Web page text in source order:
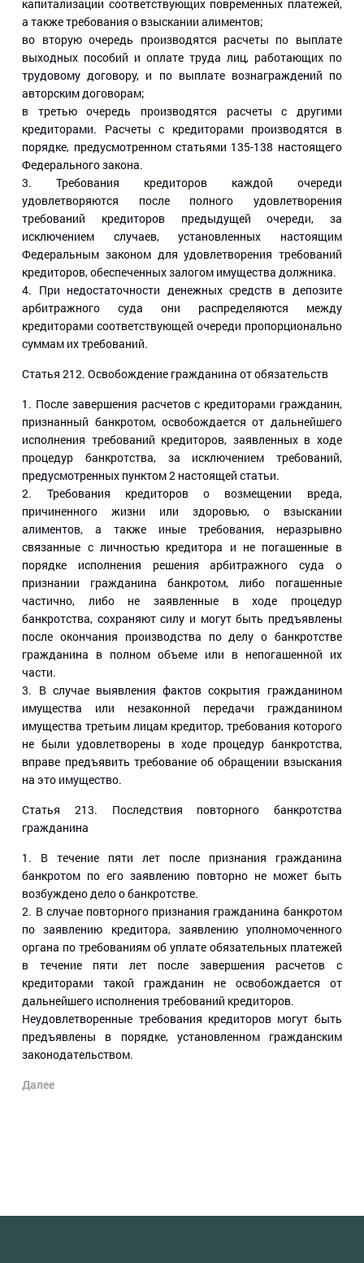
капитализации соответствующих повременных платежей,
а также требования о взыскании алиментов;
во вторую очередь производятся расчеты по выплате
выходных пособий и оплате труда лиц, работающих по
трудовому договору, и по выплате вознаграждений по
авторским договорам;
в третью очередь производятся расчеты с другими
кредиторами. Расчеты с кредиторами производятся в
порядке, предусмотренном статьями 135-138 настоящего
Федерального закона.
3. Требования кредиторов каждой очереди
удовлетворяются после полного удовлетворения
требований кредиторов предыдущей очереди, за
исключением случаев, установленных настоящим
Федеральным законом для удовлетворения требований
кредиторов, обеспеченных залогом имущества должника.
4. При недостаточности денежных средств в депозите
арбитражного суда они распределяются между
кредиторами соответствующей очереди пропорционально
суммам их требований.
Статья 212. Освобождение гражданина от обязательств
1. После завершения расчетов с кредиторами гражданин,
признанный банкротом, освобождается от дальнейшего
исполнения требований кредиторов, заявленных в ходе
процедур банкротства, за исключением требований,
предусмотренных пунктом 2 настоящей статьи.
2. Требования кредиторов о возмещении вреда,
причиненного жизни или здоровью, о взыскании
алиментов, а также иные требования, неразрывно
связанные с личностью кредитора и не погашенные в
порядке исполнения решения арбитражного суда о
признании гражданина банкротом, либо погашенные
частично, либо не заявленные в ходе процедур
банкротства, сохраняют силу и могут быть предъявлены
после окончания производства по делу о банкротстве
гражданина в полном объеме или в непогашенной их
части.
3. В случае выявления фактов сокрытия гражданином
имущества или незаконной передачи гражданином
имущества третьим лицам кредитор, требования которого
не были удовлетворены в ходе процедур банкротства,
вправе предъявить требование об обращении взыскания
на это имущество.
Статья 213. Последствия повторного банкротства
гражданина
1. В течение пяти лет после признания гражданина
банкротом по его заявлению повторно не может быть
возбуждено дело о банкротстве.
2. В случае повторного признания гражданина банкротом
по заявлению кредитора, заявлению уполномоченного
органа по требованиям об уплате обязательных платежей
в течение пяти лет после завершения расчетов с
кредиторами такой гражданин не освобождается от
дальнейшего исполнения требований кредиторов.
Неудовлетворенные требования кредиторов могут быть
предъявлены в порядке, установленном гражданским
законодательством.
Далее